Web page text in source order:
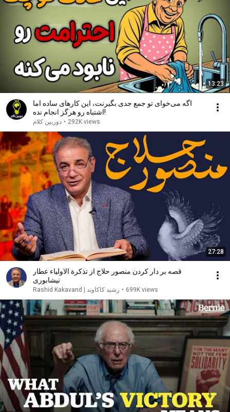
13:23
اگه می‌خوای تو جمع جدی‌ بگیرنت، این کارهای ساده اما
اشتباه‌ رو هرگز انجام نده!
دوربین کلام • 292K views
27:28
قصه بر دار كردن منصور حلاج از تذكرة الاولیاء عطار
نيشابورى
Rashid Kakavand | رشید کاکاوند • 699K views